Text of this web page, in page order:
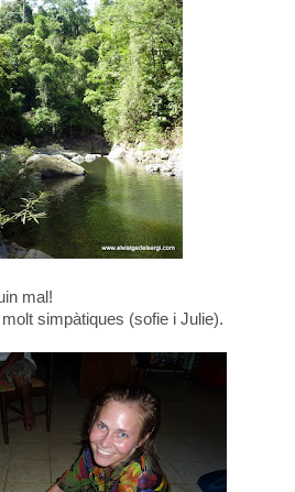
mal!
simpàtiques (sofie i Julie).